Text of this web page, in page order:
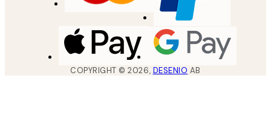
COPYRIGHT ©2026, DESENIO AB